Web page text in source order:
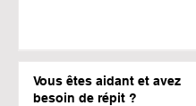
Vous êtes aidant et avez
besoin de répit ?